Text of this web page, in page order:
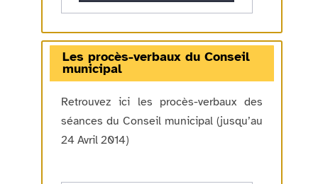
Les procès-verbaux du Conseil
municipal
Retrouvez ici les procès-verbaux des
séances du Conseil municipal (jusqu’au
24 Avril 2014)